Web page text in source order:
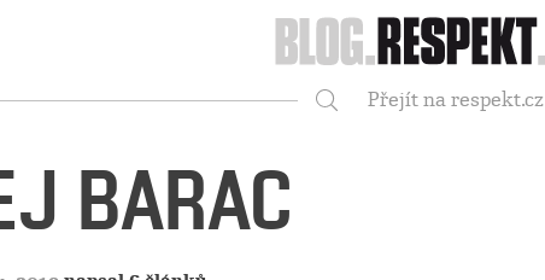
Respekt
Přejít na respekt.cz
BARAC